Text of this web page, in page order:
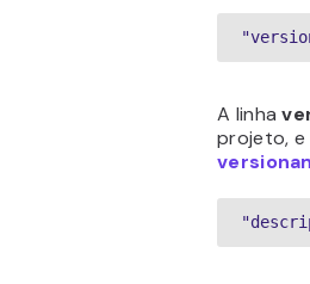
A linha
projeto, e